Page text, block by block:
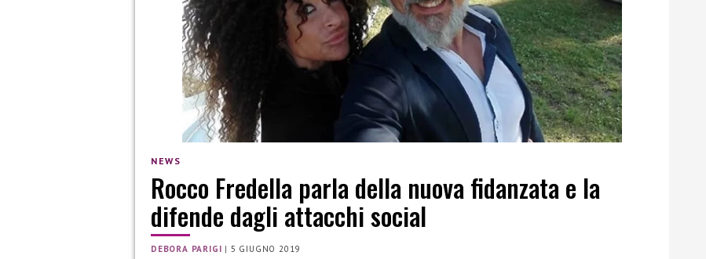
NEWS
Rocco Fredella parla della nuova fidanzata e la
difende dagli attacchi social
DEBORA PARIGI | 5 GIUGNO 2019